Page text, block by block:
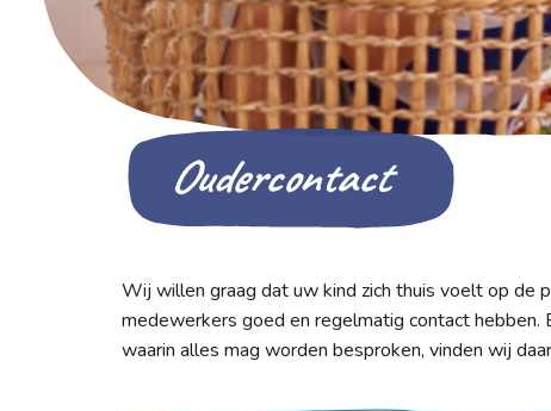
Oudercontact
Wij willen graag dat uw kind zich thuis voelt op de
medewerkers goed en regelmatig contact hebben.
waarin alles mag worden besproken, vinden wij